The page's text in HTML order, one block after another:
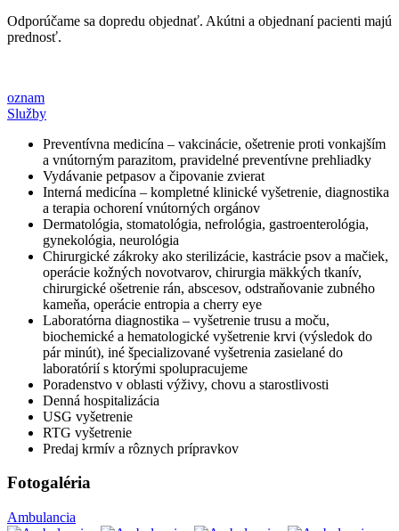
Odporúčame sa dopredu objednať. Akútni a objednaní pacienti majú
prednosť.
oznam
Služby
Preventívna medicína – vakcinácie, ošetrenie proti vonkajším
a vnútorným parazitom, pravidelné preventívne prehliadky
Vydávanie petpasov a čipovanie zvierat
Interná medicína – kompletné klinické vyšetrenie, diagnostika
a terapia ochorení vnútorných orgánov
Dermatológia, stomatológia, nefrológia, gastroenterológia,
gynekológia, neurológia
Chirurgické zákroky ako sterilizácie, kastrácie psov a mačiek,
operácie kožných novotvarov, chirurgia mäkkých tkanív,
chirurgické ošetrenie rán, abscesov, odstraňovanie zubného
kameňa, operácie entropia a cherry eye
Laboratórna diagnostika – vyšetrenie trusu a moču,
biochemické a hematologické vyšetrenie krvi (výsledok do
pár minút), iné špecializované vyšetrenia zasielané do
laboratórií s ktorými spolupracujeme
Poradenstvo v oblasti výživy, chovu a starostlivosti
Denná hospitalizácia
USG vyšetrenie
RTG vyšetrenie
Predaj krmív a rôznych prípravkov
Fotogaléria
Ambulancia